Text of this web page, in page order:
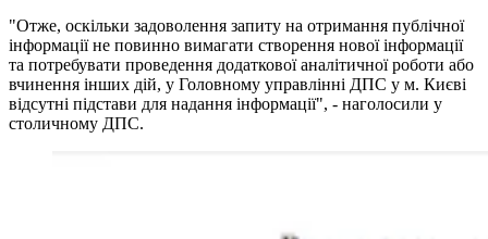
"Отже, оскільки задоволення запиту на отримання публічної
інформації не повинно вимагати створення нової інформації
та потребувати проведення додаткової аналітичної роботи або
вчинення інших дій, у Головному управлінні ДПС у м. Києві
відсутні підстави для надання інформації", - наголосили у
столичному ДПС.